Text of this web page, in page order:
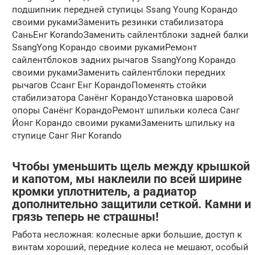
подшипник передней ступицы Ssang Young Корандо
своими рукамиЗаменить резинки стабилизатора
СаньЕнг KorandoЗаменить сайлентблоки задней балки
SsangYong Корандо своими рукамиРемонт
сайлентблоков задних рычагов SsangYong Корандо
своими рукамиЗаменить сайлентблоки передних
рычагов Ссанг Енг КорандоПоменять стойки
стабилизатора Санёнг КорандоУстановка шаровой
опоры Санёнг КорандоРемонт шпильки колеса Санг
Йонг Корандо своими рукамиЗаменить шпильку на
ступице Санг Янг Korando
Чтобы уменьшить щель между крышкой
и капотом, мы наклеили по всей ширине
кромки уплотнитель, а радиатор
дополнительно защитили сеткой. Камни и
грязь теперь не страшны!
Работа несложная: колесные арки большие, доступ к
винтам хороший, передние колеса не мешают, особый